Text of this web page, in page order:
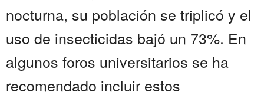
nocturna, su población se triplicó y el
uso de insecticidas bajó un 73%. En
algunos foros universitarios se ha
recomendado incluir estos